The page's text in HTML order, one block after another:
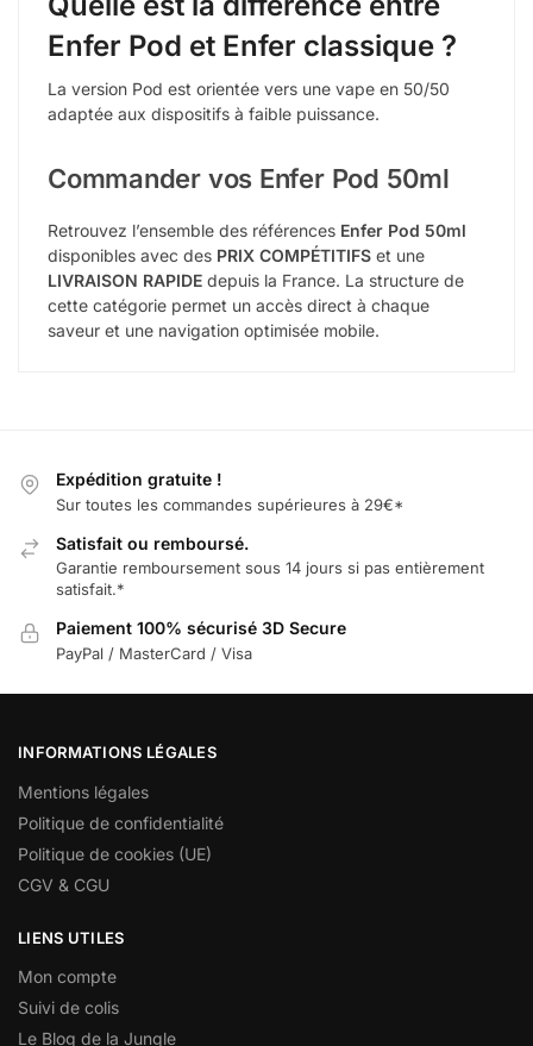
Enfer Pod et Enfer classique ?
La version Pod est orientée vers une vape en 50/50
adaptée aux dispositifs à faible puissance.
Commander vos Enfer Pod 50ml
Retrouvez l’ensemble des références Enfer Pod 50ml
disponibles avec des PRIX COMPÉTITIFS et une
LIVRAISON RAPIDE depuis la France. La structure de
cette catégorie permet un accès direct à chaque
saveur et une navigation optimisée mobile.
Expédition gratuite !
Sur toutes les commandes supérieures à 29€*
Satisfait ou remboursé.
Garantie remboursement sous 14 jours si pas entièrement
satisfait.*
Paiement 100% sécurisé 3D Secure
PayPal / MasterCard / Visa
INFORMATIONS LÉGALES
Mentions légales
Politique de confidentialité
Politique de cookies (UE)
CGV & CGU
LIENS UTILES
Mon compte
Suivi de colis
Le Blog de la Jungle